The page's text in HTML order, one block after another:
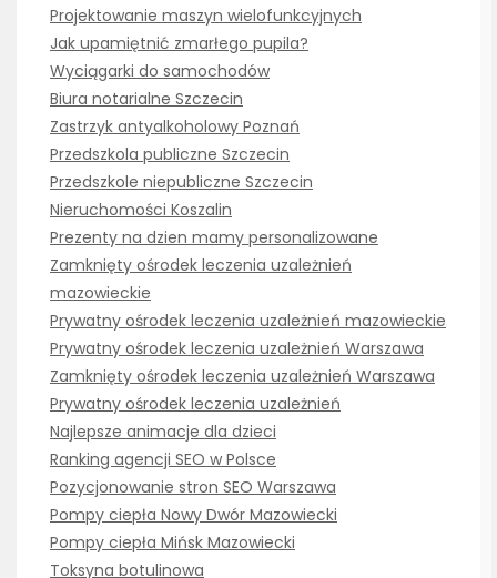
Projektowanie maszyn wielofunkcyjnych
Jak upamiętnić zmarłego pupila?
Wyciągarki do samochodów
Biura notarialne Szczecin
Zastrzyk antyalkoholowy Poznań
Przedszkola publiczne Szczecin
Przedszkole niepubliczne Szczecin
Nieruchomości Koszalin
Prezenty na dzien mamy personalizowane
Zamknięty ośrodek leczenia uzależnień
mazowieckie
Prywatny ośrodek leczenia uzależnień mazowieckie
Prywatny ośrodek leczenia uzależnień Warszawa
Zamknięty ośrodek leczenia uzależnień Warszawa
Prywatny ośrodek leczenia uzależnień
Najlepsze animacje dla dzieci
Ranking agencji SEO w Polsce
Pozycjonowanie stron SEO Warszawa
Pompy ciepła Nowy Dwór Mazowiecki
Pompy ciepła Mińsk Mazowiecki
Toksyna botulinowa